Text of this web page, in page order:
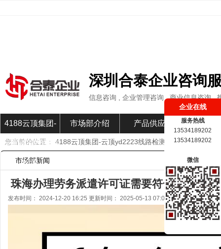
深圳合泰企业咨询
信息咨询 , 企业管理咨询 , 商业信息咨询 ,
4188云顶集团-
云顶yd2223线路
检测
市场部介绍 产品供应 市场部
您当前的位置： 4188云顶集团-云顶yd2223线路检测 市场部新闻»
市场部新闻
珠海办理劳务派遣许可证需要符合哪些条件
发布时间： 2024-12-20 16:25 更新时间： 2025-05-13 07:04
企业在线
服务热线
13534189202
13534189202
微信